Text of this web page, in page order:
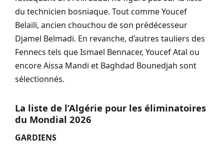
du technicien bosniaque. Tout comme Youcef
Belaïli, ancien chouchou de son prédécesseur
Djamel Belmadi. En revanche, d’autres tauliers des
Fennecs tels que Ismael Bennacer, Youcef Atal ou
encore Aissa Mandi et Baghdad Bounedjah sont
sélectionnés.
La liste de l’Algérie pour les éliminatoires
du Mondial 2026
GARDIENS